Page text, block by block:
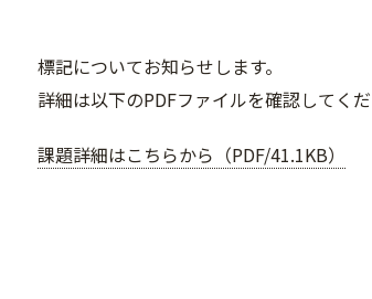
標記についてお知らせします。
詳細は以下のPDFファイルを確認してくだ
課題詳細はこちらから（PDF/41.1KB）